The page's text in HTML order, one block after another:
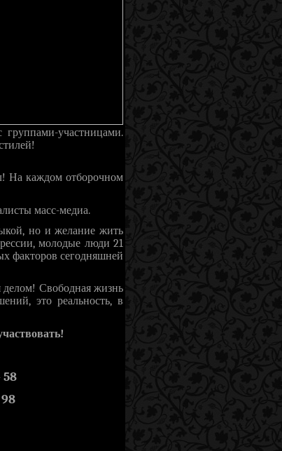
участницами.
На каждом отборочном
масс-медиа.
но и желание жить
молодые люди 21
факторов сегодняшней
делом! Свободная жизнь
это реальность, в
58